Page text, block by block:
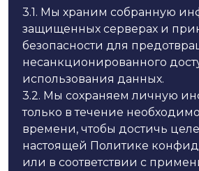
3.1. Мы храним собранную
защищенных серверах и
безопасности для
несанкционированного
использования данных.
3.2. Мы сохраняем личную
только в течение
времени, чтобы достичь
настоящей Политике
или в соответствии с